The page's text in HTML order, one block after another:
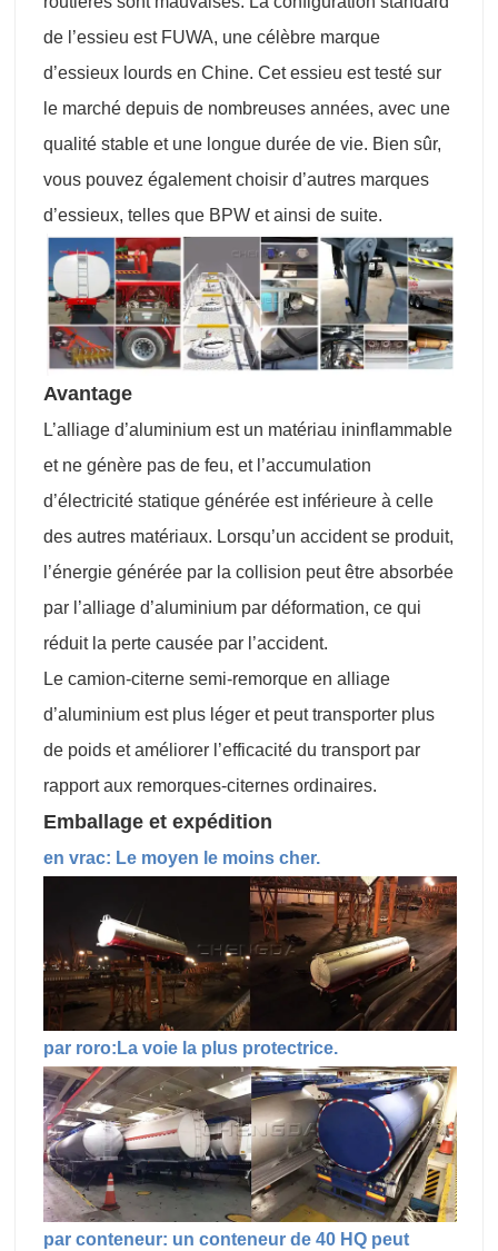
de l’essieu est FUWA, une célèbre marque
d’essieux lourds en Chine. Cet essieu est testé sur
le marché depuis de nombreuses années, avec une
qualité stable et une longue durée de vie. Bien sûr,
vous pouvez également choisir d’autres marques
d’essieux, telles que BPW et ainsi de suite.
Avantage
L’alliage d’aluminium est un matériau ininflammable
et ne génère pas de feu, et l’accumulation
d’électricité statique générée est inférieure à celle
des autres matériaux. Lorsqu’un accident se produit,
l’énergie générée par la collision peut être absorbée
par l’alliage d’aluminium par déformation, ce qui
réduit la perte causée par l’accident.
Le camion-citerne semi-remorque en alliage
d’aluminium est plus léger et peut transporter plus
de poids et améliorer l’efficacité du transport par
rapport aux remorques-citernes ordinaires.
Emballage et expédition
en vrac: Le moyen le moins cher.
par roro:La voie la plus protectrice.
par conteneur: un conteneur de 40 HQ peut